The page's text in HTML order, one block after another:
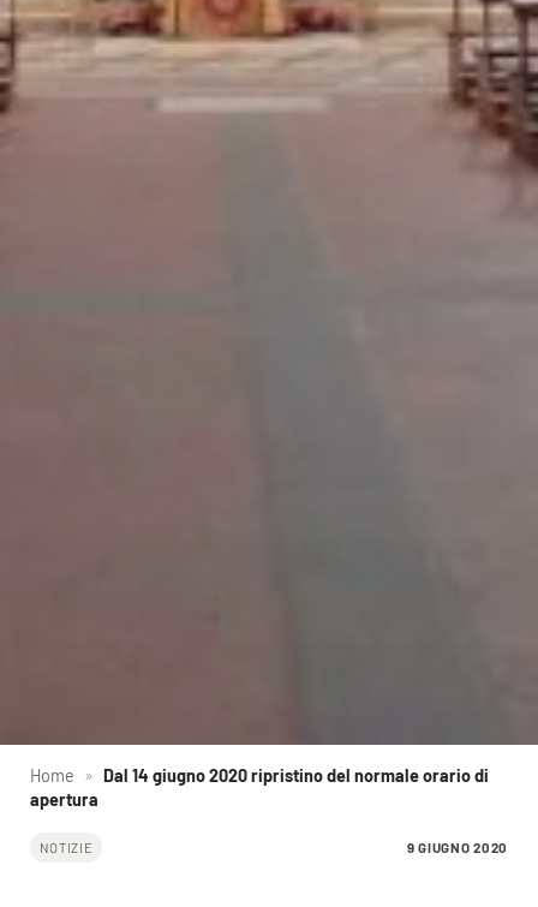
Home » Dal 14 giugno 2020 ripristino del normale orario di
apertura
NOTIZIE 9 GIUGNO 2020